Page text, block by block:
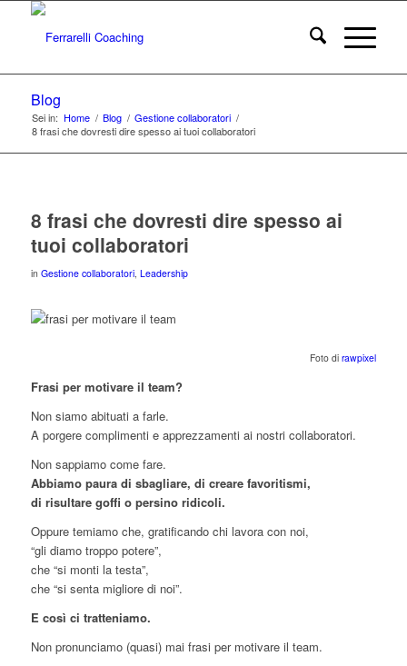
Blog
Sei in: Home / Blog / Gestione collaboratori /
8 frasi che dovresti dire spesso ai tuoi collaboratori
8 frasi che dovresti dire spesso ai
tuoi collaboratori
in Gestione collaboratori, Leadership
Foto dirawpixel
Frasi per motivare il team?
Non siamo abituati a farle.
A porgere complimenti e apprezzamenti ai nostri collaboratori.
Non sappiamo come fare.
Abbiamo paura di sbagliare, di creare favoritismi,
di risultare goffi o persino ridicoli.
Oppure temiamo che, gratificando chi lavora con noi,
“gli diamo troppo potere”,
che “si monti la testa”,
che “si senta migliore di noi”.
E così ci tratteniamo.
Non pronunciamo (quasi) mai frasi per motivare il team.